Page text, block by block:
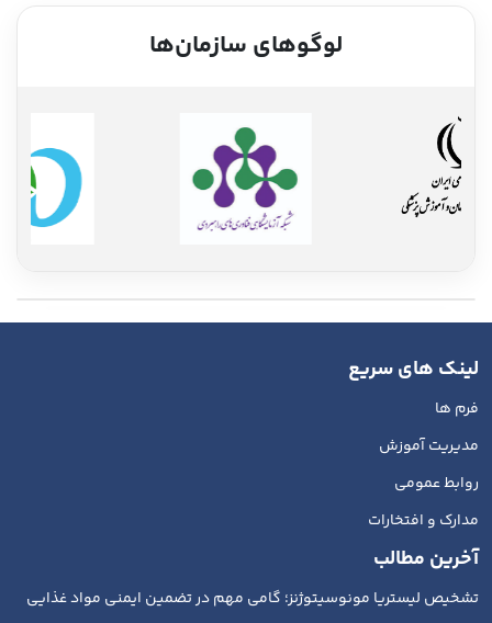
لوگوهای سازمان‌ها
لینک های سریع
فرم ها
مدیریت آموزش
روابط عمومی
مدارک و افتخارات
آخرین مطالب
تشخیص لیستریا مونوسیتوژنز؛ گامی مهم در تضمین ایمنی مواد غذایی